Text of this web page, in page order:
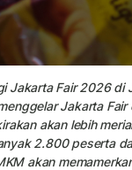
Jakarta Fair 2026 di
Jakarta
akan lebih
2.800 peserta
akan